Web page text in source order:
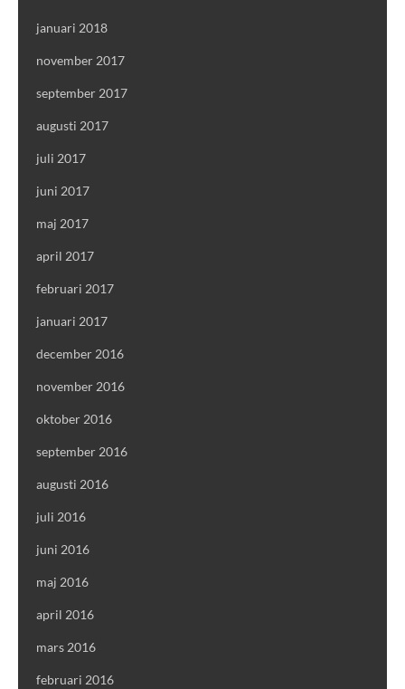
januari 2018
november 2017
september 2017
augusti 2017
juli 2017
juni 2017
maj 2017
april 2017
februari 2017
januari 2017
december 2016
november 2016
oktober 2016
september 2016
augusti 2016
juli 2016
juni 2016
maj 2016
april 2016
mars 2016
februari 2016